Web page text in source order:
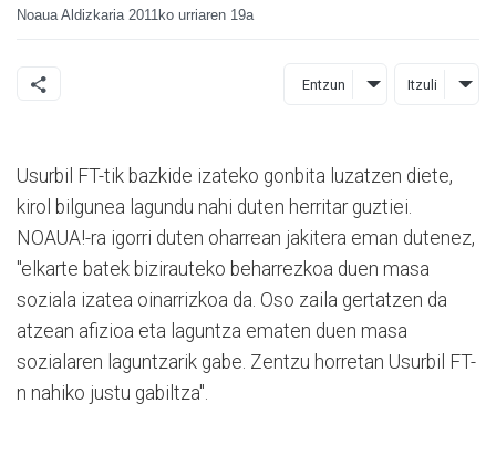
Noaua Aldizkaria 2011ko urriaren 19a
Entzun Itzuli
Usurbil FT-tik bazkide izateko gonbita luzatzen diete,
kirol bilgunea lagundu nahi duten herritar guztiei.
NOAUA!-ra igorri duten oharrean jakitera eman dutenez,
"elkarte batek bizirauteko beharrezkoa duen masa
soziala izatea oinarrizkoa da. Oso zaila gertatzen da
atzean afizioa eta laguntza ematen duen masa
sozialaren laguntzarik gabe. Zentzu horretan Usurbil FT-
n nahiko justu gabiltza".